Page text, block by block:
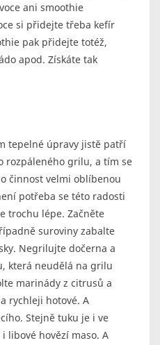
ani smoothie
si přidejte třeba kefír
pak přidejte totéž,
apod. Získáte tak
tepelné úpravy jistě patří
rozpáleného grilu, a tím se
činnost velmi oblíbenou
potřeba se této radosti
trochu lépe. Začněte
suroviny zabalte
Negrilujte dočerna a
která neudělá na grilu
marinády z citrusů a
rychleji hotové. A
Stejně tuku je i ve
libové hovězí maso. A